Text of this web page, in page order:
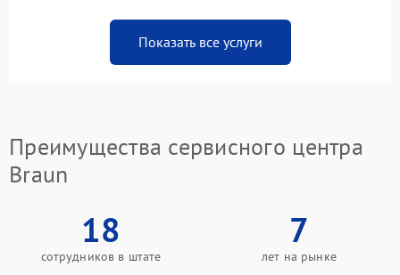
Показать все услуги
Преимущества сервисного центра
Braun
18
сотрудников в штате
7
лет на рынке